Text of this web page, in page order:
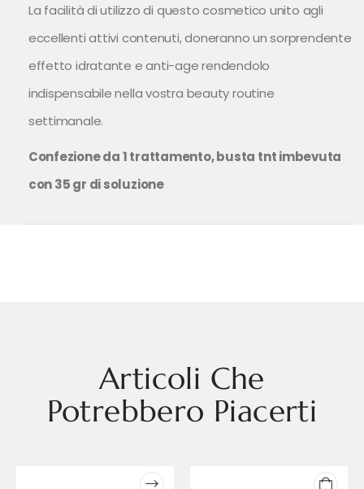
La facilità di utilizzo di questo cosmetico unito agli
eccellenti attivi contenuti, doneranno un sorprendente
effetto idratante e anti-age rendendolo
indispensabile nella vostra beauty routine
settimanale.
Confezione da 1 trattamento, busta tnt imbevuta
con 35 gr di soluzione
Articoli Che
Potrebbero Piacerti